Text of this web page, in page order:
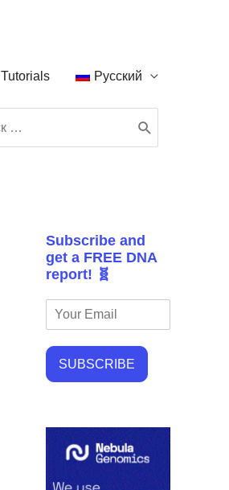
Tutorials Русский
Subscribe and
get a FREE DNA
report! 🧬
SUBSCRIBE